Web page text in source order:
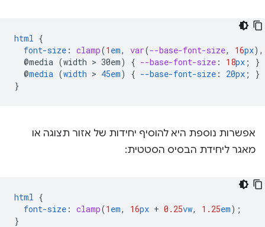
html {
font-size : clamp(1 em, var(--base-font-size, 16px),
@media (width > 30em) { --base-font-size : 18px ;
}
@media (width > 45em) { --base-font-size : 20px ;
}
}
אפשרות נוספת היא להוסיף יחידות של אזור תצוגה או
מאגר ליחידת הבסיס הסטטית:
html {
font-size : clamp(1 em, 16px + 0.25vw, 1.25em);
}